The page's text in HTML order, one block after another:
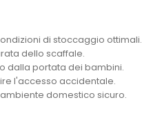
di stoccaggio ottimali.
dello scaffale.
dalla portata dei bambini.
l'accesso accidentale.
domestico sicuro.